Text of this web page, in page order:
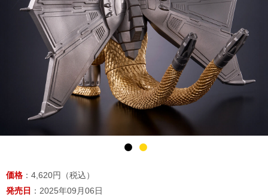
価格 ：4,620円（税込）
発売日 ：2025年09月06日